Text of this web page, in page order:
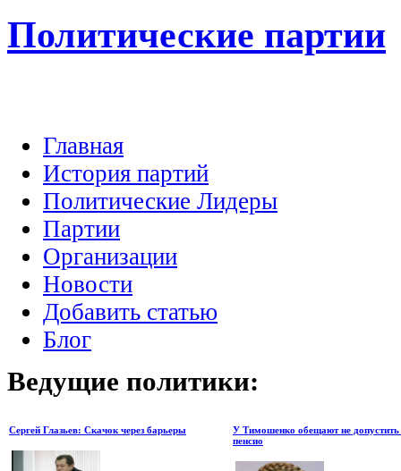
Политические партии
Главная
История партий
Политические Лидеры
Партии
Организации
Новости
Добавить статью
Блог
Ведущие политики:
Сергей Глазьев: Скачок через барьеры
У Тимошенко обещают не допустить
пенсио